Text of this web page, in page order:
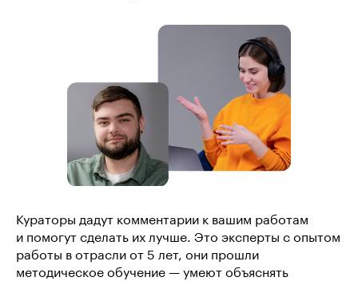
Кураторы дадут комментарии к вашим работам
и помогут сделать их лучше. Это эксперты с опытом
работы в отрасли от 5 лет, они прошли
методическое обучение — умеют объяснять